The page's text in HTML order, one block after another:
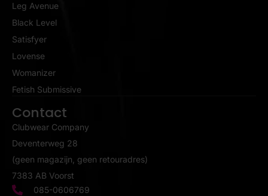
Leg Avenue
Black Level
Satisfyer
Lovense
Womanizer
Fetish Submissive
Contact
Clubwear Company
Deventerweg 28
(geen magazijn, geen retouradres)
7383 AB Voorst
085-0606769